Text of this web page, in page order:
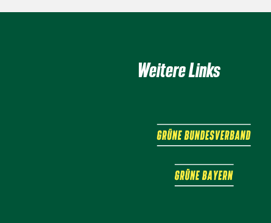
Weitere Links